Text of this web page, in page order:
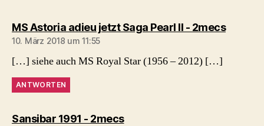
MS Astoria adieu jetzt Saga Pearl II - 2mecssagt:
10. März 2018 um 11:55
[…] siehe auch MS Royal Star (1956 – 2012) […]
ANTWORTEN
Sansibar 1991 - 2mecssagt: